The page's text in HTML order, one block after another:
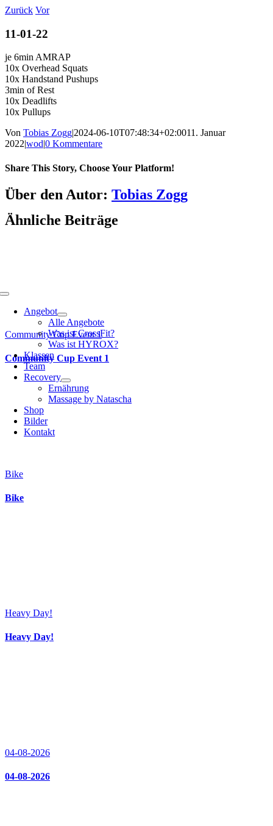
Zum
springen
Toggle
NavigationAngebot
Alle Angebote
Was ist CrossFit?
Was ist HYROX?
Klassen
Team
Recovery
Ernährung
Massage by Natascha
Shop
Bilder
Kontakt
Zurück Vor
11-01-22
je 6min AMRAP
10x Overhead Squats
10x Handstand Pushups
3min of Rest
10x Deadlifts
10x Pullups
Von Tobias Zogg|2024-06-10T07:48:34+02:0011. Januar
2022|wod|0 Kommentare
Share This Story, Choose Your Platform!
Facebook
LinkedIn
WhatsApp
Telegram
Tumblr
Pinterest
Vk
Xing
E-
Mail
Über den Autor: Tobias Zogg
Ähnliche Beiträge
Community Cup Event 1
Community Cup Event 1
Bike
Bike
Heavy Day!
Heavy Day!
04-08-2026
04-08-2026